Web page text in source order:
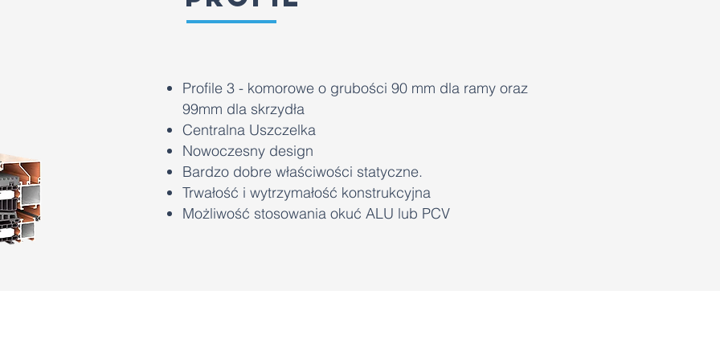
Profile 3 - komorowe o grubości 90 mm dla ramy oraz
99mm dla skrzydła
Centralna Uszczelka
Nowoczesny design
Bardzo dobre właściwości statyczne.
Trwałość i wytrzymałość konstrukcyjna
Możliwość stosowania okuć ALU lub PCV